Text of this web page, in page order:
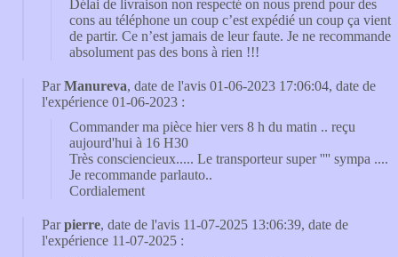
Délai de livraison non respecté on nous prend pour des
cons au téléphone un coup c’est expédié un coup ça vient
de partir. Ce n’est jamais de leur faute. Je ne recommande
absolument pas des bons à rien !!!
ParManureva, date de l'avis 01-06-2023 17:06:04, date de
l'expérience 01-06-2023 :
Commander ma pièce hier vers 8 h du matin .. reçu
aujourd'hui à 16 H30
Très consciencieux..... Le transporteur super '''' sympa ....
Je recommande parlauto..
Cordialement
Parpierre, date de l'avis 11-07-2025 13:06:39, date de
l'expérience 11-07-2025 :